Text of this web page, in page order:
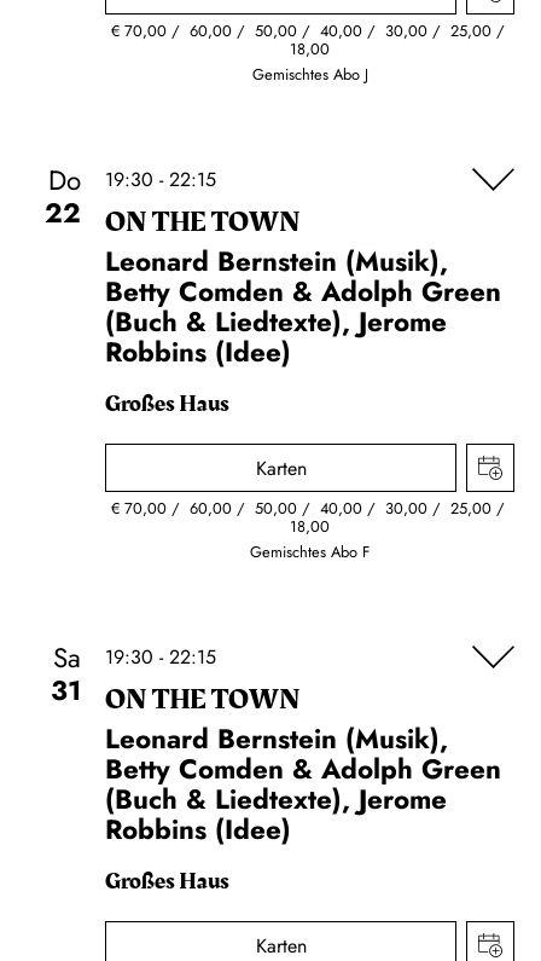
€ 70,00 60,00 50,00 40,00 30,00 25,00
18,00
Gemischtes Abo J
Do
22
19:30 - 22:15
ON THE TOWN
Leonard Bernstein (Musik),
Betty Comden & Adolph Green
(Buch & Liedtexte), Jerome
Robbins (Idee)
Großes Haus
Karten
€ 70,00 60,00 50,00 40,00 30,00 25,00
18,00
Gemischtes Abo F
Sa
31
19:30 - 22:15
ON THE TOWN
Leonard Bernstein (Musik),
Betty Comden & Adolph Green
(Buch & Liedtexte), Jerome
Robbins (Idee)
Großes Haus
Karten